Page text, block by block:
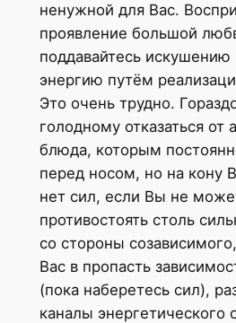
ненужной для Вас.
проявление большой
поддавайтесь искушению
энергию путём
Это очень трудно.
голодному отказаться от
блюда, которым
перед носом, но на кону
нет сил, если Вы не
противостоять столь
со стороны
Вас в пропасть
(пока наберетесь сил),
каналы